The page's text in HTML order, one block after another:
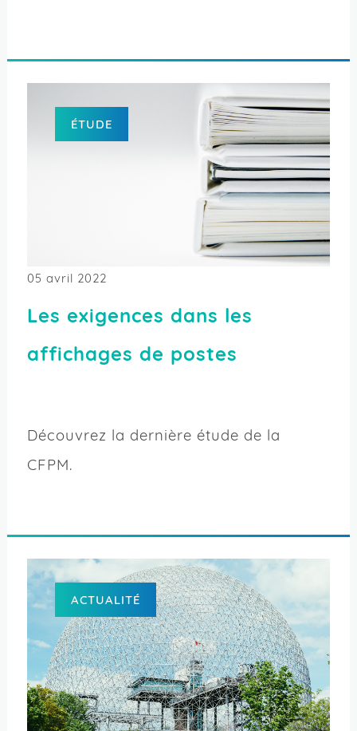
ÉTUDE
05 avril 2022
Les exigences dans les
affichages de postes
Découvrez la dernière étude de la
CFPM.
ACTUALITÉ